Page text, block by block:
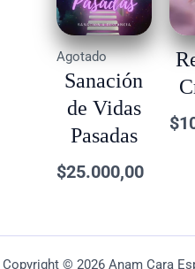
Agotado
Sanación
de Vidas
Pasadas
$25.000,00
$
Copyright © 2026 Anam Cara